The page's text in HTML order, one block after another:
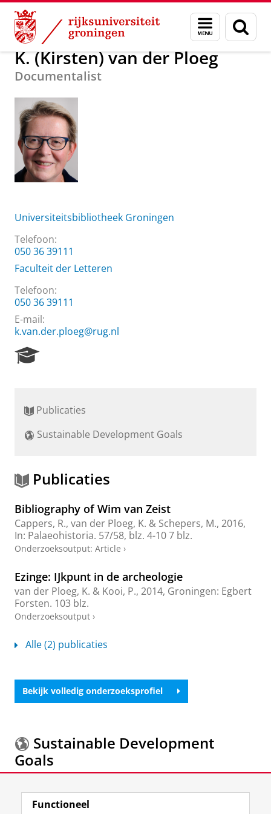
Skip
Content
Skip
Navigation
Menu
en
zoeken
Over ons K. (Kirsten) van der Ploeg
K. (Kirsten) van der Ploeg
Documentalist
Universiteitsbibliotheek Groningen
Telefoon:
050 36 39111
Faculteit der Letteren
Telefoon:
050 36 39111
E-mail:
k.van.der.ploeg@rug.nl
r
h
r
t
l
Publicaties
Sustainable Development Goals
Publicaties
Bibliography of Wim van Zeist
Cappers, R., van der Ploeg, K. & Schepers, M., 2016,
In: Palaeohistoria. 57/58, blz. 4-107 blz.
Onderzoeksoutput: Article ›
Ezinge: IJkpunt in de archeologie
van der Ploeg, K. & Kooi, P., 2014, Groningen: Egbert
Forsten. 103 blz.
Onderzoeksoutput ›
Alle (2) publicaties
Bekijk volledig onderzoeksprofiel
Sustainable Development
Goals
Meer informatie over deSustainable Development
Goals.Functioneel